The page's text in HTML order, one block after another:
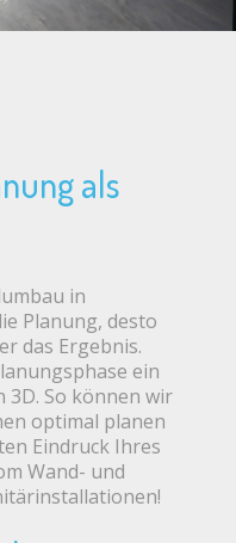
als
in
Planung, desto
das Ergebnis.
ein
3D. So können wir
optimal planen
Eindruck Ihres
Wand- und